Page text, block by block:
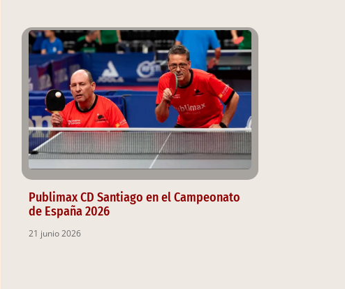
Publimax CD Santiago en el Campeonato
de España 2026
21 junio 2026